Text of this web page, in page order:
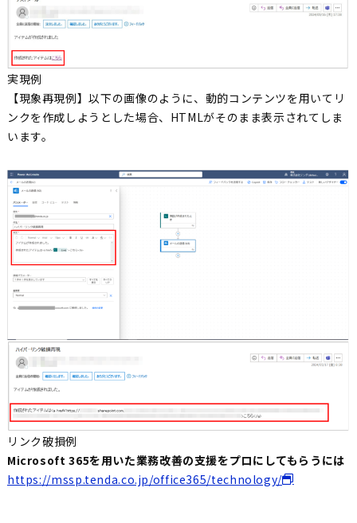
実現例
【現象再現例】以下の画像のように、動的コンテンツを用いてリ
ンクを作成しようとした場合、HTMLがそのまま表示されてしま
います。
リンク破損例
Microsoft 365を用いた業務改善の支援をプロにしてもらうには
https://mssp.tenda.co.jp/office365/technology/